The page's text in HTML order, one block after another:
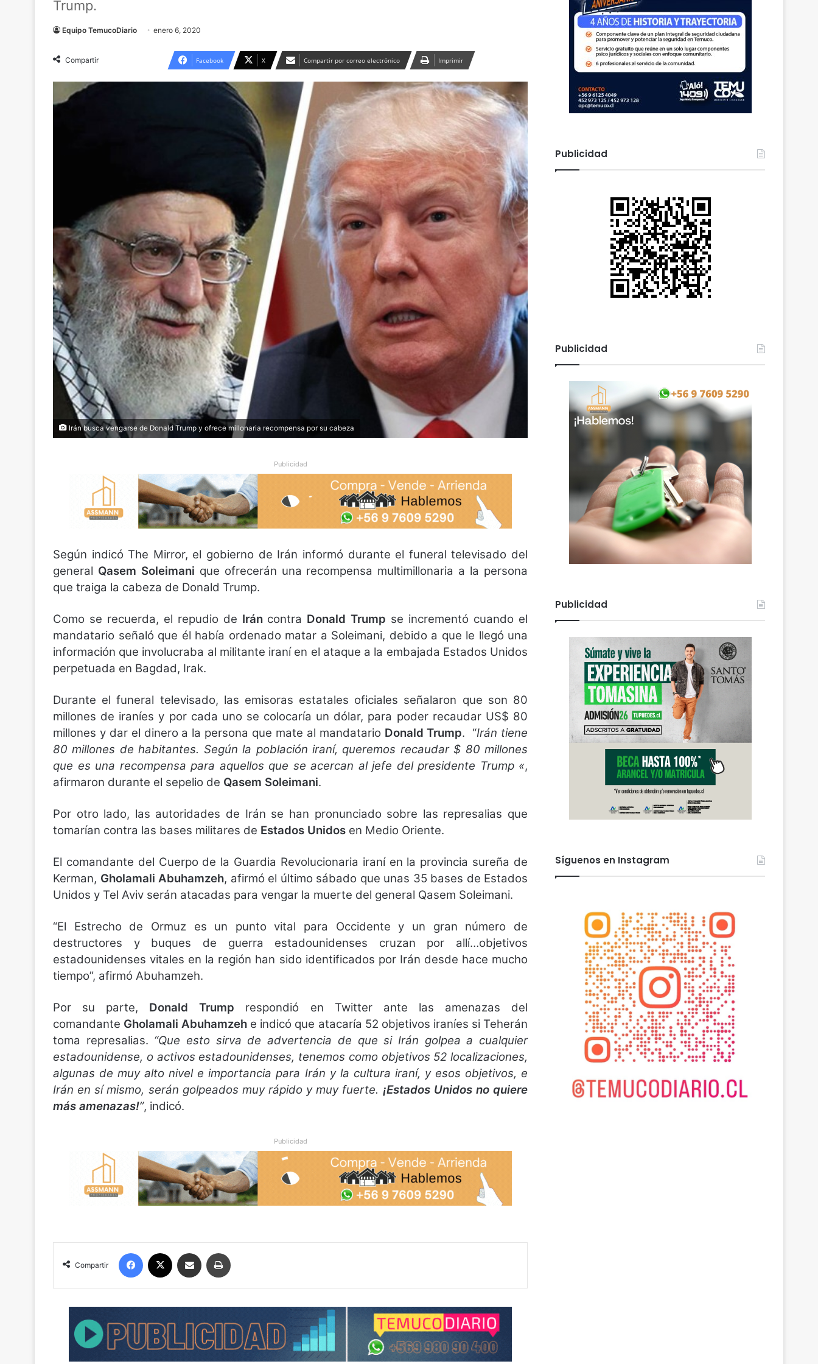
Trump.
Equipo TemucoDiario enero 6, 2020
Compartir Facebook X Compartir por correo electrónico Imprimir
Irán busca vengarse de Donald Trump y ofrece millonaria recompensa por su cabeza
Publicidad
Según indicó The Mirror, el gobierno de Irán informó durante el funeral televisado del
general Qasem Soleimani que ofrecerán una recompensa multimillonaria a la persona
que traiga la cabeza de Donald Trump.
Como se recuerda, el repudio de Irán contra Donald Trump se incrementó cuando el
mandatario señaló que él había ordenado matar a Soleimani, debido a que le llegó una
información que involucraba al militante iraní en el ataque a la embajada Estados Unidos
perpetuada en Bagdad, Irak.
Durante el funeral televisado, las emisoras estatales oficiales señalaron que son 80
millones de iraníes y por cada uno se colocaría un dólar, para poder recaudar US$ 80
millones y dar el dinero a la persona que mate al mandatario Donald Trump. “Irán tiene
80 millones de habitantes. Según la población iraní, queremos recaudar $ 80 millones
que es una recompensa para aquellos que se acercan al jefe del presidente Trump «,
afirmaron durante el sepelio de Qasem Soleimani.
Por otro lado, las autoridades de Irán se han pronunciado sobre las represalias que
tomarían contra las bases militares de Estados Unidos en Medio Oriente.
El comandante del Cuerpo de la Guardia Revolucionaria iraní en la provincia sureña de
Kerman, Gholamali Abuhamzeh, afirmó el último sábado que unas 35 bases de Estados
Unidos y Tel Aviv serán atacadas para vengar la muerte del general Qasem Soleimani.
“El Estrecho de Ormuz es un punto vital para Occidente y un gran número de
destructores y buques de guerra estadounidenses cruzan por allí…objetivos
estadounidenses vitales en la región han sido identificados por Irán desde hace mucho
tiempo”, afirmó Abuhamzeh.
Por su parte, Donald Trump respondió en Twitter ante las amenazas del
comandante Gholamali Abuhamzeh e indicó que atacaría 52 objetivos iraníes si Teherán
toma represalias. “Que esto sirva de advertencia de que si Irán golpea a cualquier
estadounidense, o activos estadounidenses, tenemos como objetivos 52 localizaciones,
algunas de muy alto nivel e importancia para Irán y la cultura iraní, y esos objetivos, e
Irán en sí mismo, serán golpeados muy rápido y muy fuerte. ¡Estados Unidos no quiere
más amenazas!”, indicó.
Publicidad
Compartir
Publicidad
Publicidad
Publicidad
Síguenos en Instagram